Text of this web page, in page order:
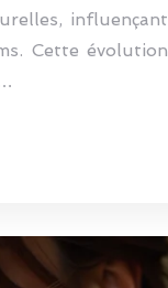
influençant
Cette évolution